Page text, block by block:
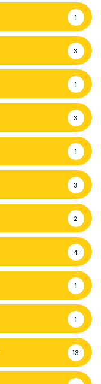
1
3
1
3
1
3
2
4
1
1
13